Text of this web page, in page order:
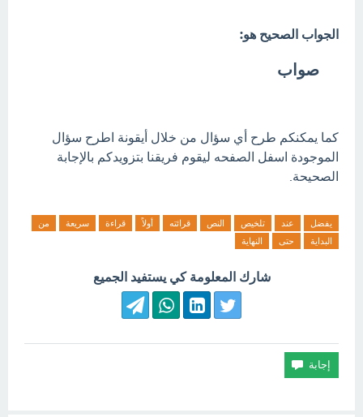
الجواب الصحيح هو:
صواب
كما يمكنكم طرح أي سؤال من خلال أيقونة اطرح سؤال
الموجودة اسفل الصفحه ليقوم فريقنا بتزويدكم بالإجابة
الصحيحة.
يفضل عند تلخيص النص قرائته أولاً قراءة سريعة
من
البداية
حتى النهاية
شارك المعلومة كي يستفيد الجميع